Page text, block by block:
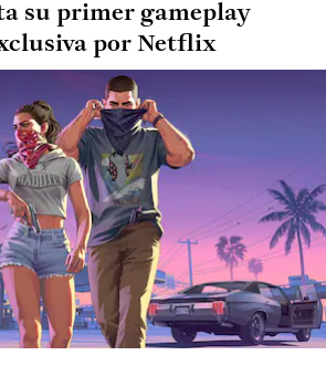
su primer gameplay
por Netflix